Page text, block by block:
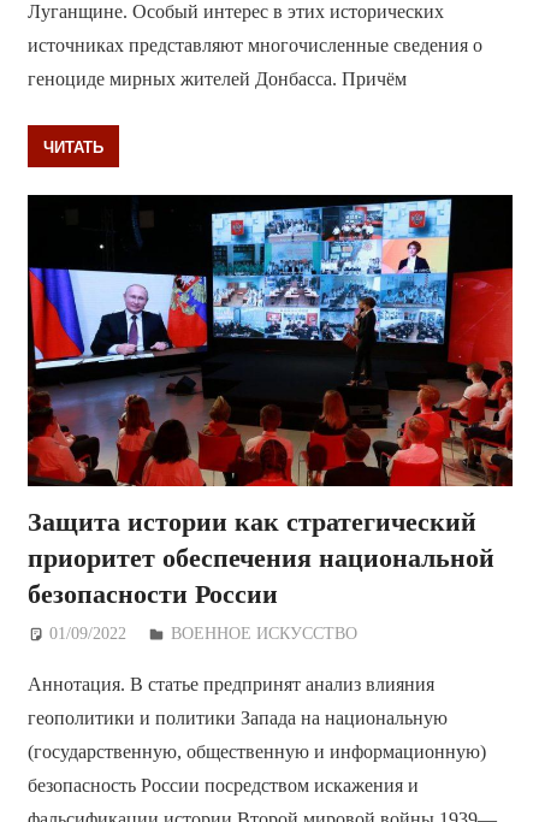
Луганщине. Особый интерес в этих исторических
источниках представляют многочисленные сведения о
геноциде мирных жителей Донбасса. Причём
ЧИТАТЬ
Защита истории как стратегический
приоритет обеспечения национальной
безопасности России
01/09/2022 Дежурный по Редакции
ВОЕННОЕ ИСКУССТВО
Аннотация. В статье предпринят анализ влияния
геополитики и политики Запада на национальную
(государственную, общественную и информационную)
безопасность России посредством искажения и